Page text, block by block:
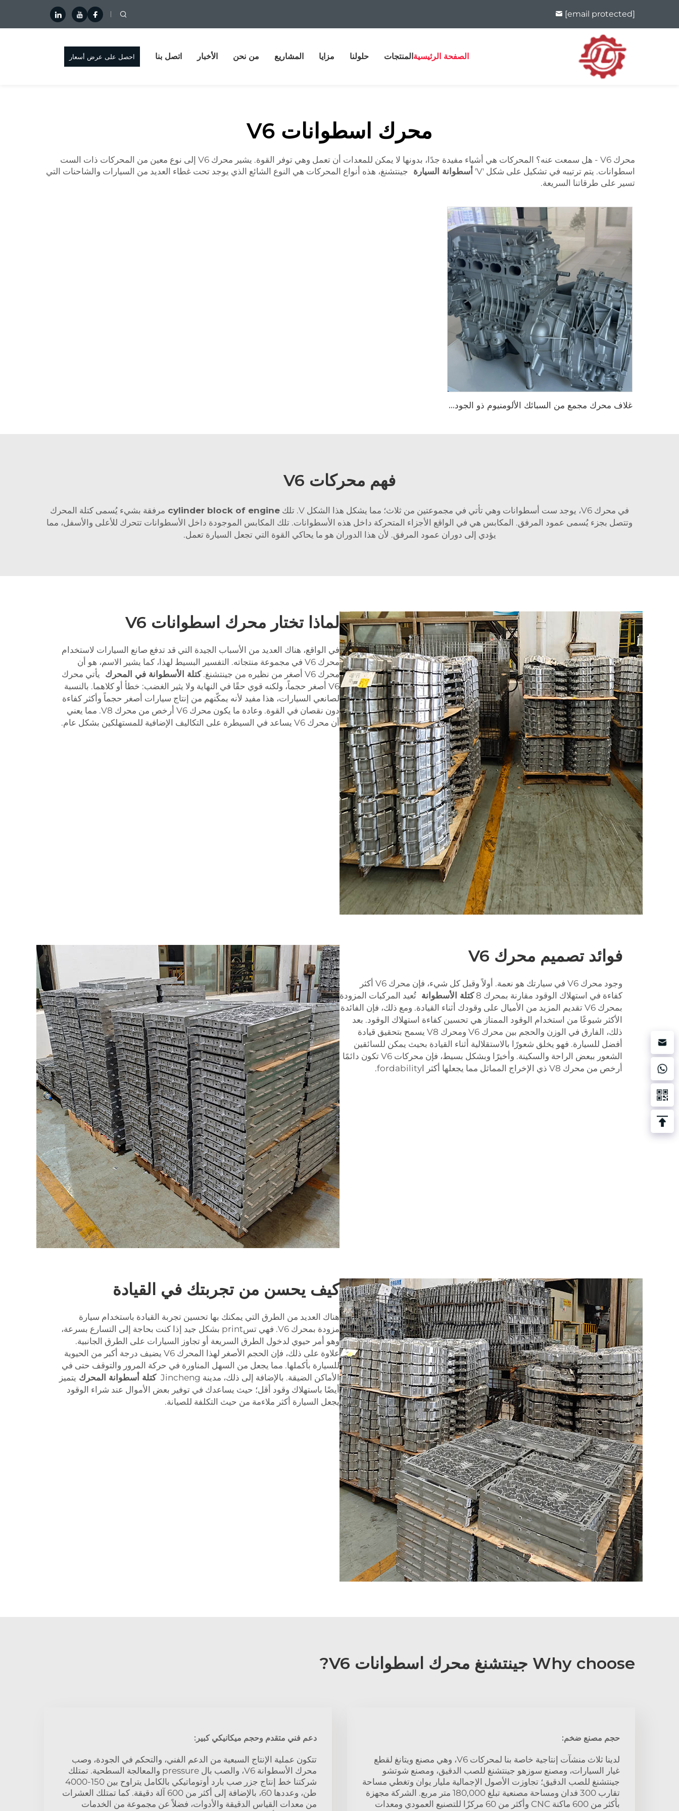
[email protected]
الصفحة الرئيسيةالمنتجات حلولنا مزايا المشاريع من نحن الأخبار اتصل بنا احصل على عرض أسعار
محرك اسطوانات V6
محرك V6 - هل سمعت عنه؟ المحركات هي أشياء مفيدة جدًا، بدونها لا يمكن للمعدات أن تعمل وهي توفر القوة. يشير محرك V6 إلى نوع معين من المحركات ذات الست
اسطوانات. يتم ترتيبه في تشكيل على شكل 'V'
أسطوانة السيارة جينتشنغ، هذه أنواع المحركات هي النوع الشائع الذي يوجد تحت غطاء العديد من السيارات والشاحنات التي
تسير على طرقاتنا السريعة.
غلاف محرك مجمع من السبائك الألومنيوم ذو الجودة العالية OEM مناسب للموردين الكبار للمشتريات
فهم محركات V6
في محرك V6، يوجد ست أسطوانات وهي تأتي في مجموعتين من ثلاث؛ مما يشكل هذا الشكل V. تلك cylinder block of engine مرفقة بشيء يُسمى كتلة المحرك
وتتصل بجزء يُسمى عمود المرفق. المكابس هي في الواقع الأجزاء المتحركة داخل هذه الأسطوانات. تلك المكابس الموجودة داخل الأسطوانات تتحرك للأعلى والأسفل، مما
يؤدي إلى دوران عمود المرفق. لأن هذا الدوران هو ما يحاكي القوة التي تجعل السيارة تعمل.
لماذا تختار محرك اسطوانات V6
في الواقع، هناك العديد من الأسباب الجيدة التي قد تدفع صانع السيارات لاستخدام
محرك V6 في مجموعة منتجاته. التفسير البسيط لهذا، كما يشير الاسم، هو أن
محرك V6 أصغر من نظيره من جينتشنغ.
كتلة الأسطوانة في المحرك يأتي محرك
V6 أصغر حجماً، ولكنه قوي حقًا في النهاية ولا يثير الغضب: خطأ أو كلاهما. بالنسبة
لصانعي السيارات، هذا مفيد لأنه يمكّنهم من إنتاج سيارات أصغر حجماً وأكثر كفاءة
دون نقصان في القوة. وعادة ما يكون محرك V6 أرخص من محرك V8. مما يعني
أن محرك V6 يساعد في السيطرة على التكاليف الإضافية للمستهلكين بشكل عام.
فوائد تصميم محرك V6
وجود محرك V6 في سيارتك هو نعمة. أولاً وقبل كل شيء، فإن محرك V6 أكثر
كفاءة في استهلاك الوقود مقارنة بمحرك 8
كتلة الأسطوانة تُعيد المركبات المزودة
بمحرك V6 تقديم المزيد من الأميال على وقودك أثناء القيادة. ومع ذلك، فإن الفائدة
الأكثر شيوعًا من استخدام الوقود الممتاز هي تحسين كفاءة استهلاك الوقود. بعد
ذلك، الفارق في الوزن والحجم بين محرك V6 ومحرك V8 يسمح بتحقيق قيادة
أفضل للسيارة. فهو يخلق شعورًا بالاستقلالية أثناء القيادة بحيث يمكن للسائقين
الشعور ببعض الراحة والسكينة. وأخيرًا وبشكل بسيط، فإن محركات V6 تكون دائمًا
أرخص من محرك V8 ذي الإخراج المماثل مما يجعلها أكثر اfordability.
كيف يحسن من تجربتك في القيادة
هناك العديد من الطرق التي يمكنك بها تحسين تجربة القيادة باستخدام سيارة
مزودة بمحرك V6. فهي تسprint بشكل جيد إذا كنت بحاجة إلى التسارع بسرعة،
وهو أمر حيوي لدخول الطرق السريعة أو تجاوز السيارات على الطرق الجانبية.
علاوة على ذلك، فإن الحجم الأصغر لهذا المحرك V6 يضيف درجة أكبر من الحيوية
للسيارة بأكملها. مما يجعل من السهل المناورة في حركة المرور والتوقف حتى في
الأماكن الضيقة. بالإضافة إلى ذلك، مدينة Jincheng
كتلة أسطوانة المحرك يتميز
أيضًا باستهلاك وقود أقل؛ حيث يساعدك في توفير بعض الأموال عند شراء الوقود
يجعل السيارة أكثر ملاءمة من حيث التكلفة للصيانة.
Why choose جينتشنغ محرك اسطوانات V6?
حجم مصنع ضخم:
لدينا ثلاث منشآت إنتاجية خاصة بنا لمحركات V6، وهي مصنع ويتانغ لقطع
غيار السيارات، ومصنع سوزهو جينتشنغ للصب الدقيق، ومصنع شوتشو
جينتشنغ للصب الدقيق؛ تجاوزت الأصول الإجمالية مليار يوان وتغطي مساحة
تقارب 300 فدان ومساحة مصنعية تبلغ 180,000 متر مربع. الشركة مجهزة
بأكثر من 600 ماكنة CNC وأكثر من 60 مركزًا للتصنيع العمودي ومعدات
دعم فني متقدم وحجم ميكانيكي كبير:
تتكون عملية الإنتاج السبعية من الدعم الفني، والتحكم في الجودة، وصب
محرك الأسطوانة V6، والصب بال pressure والمعالجة السطحية. تمتلك
شركتنا خط إنتاج جزر صب بارد أوتوماتيكي بالكامل يتراوح بين 150-4000
طن، وعددها 60، بالإضافة إلى أكثر من 600 آلة دقيقة. كما تمتلك العشرات
من معدات القياس الدقيقة والأدوات، فضلاً عن مجموعة من الخدمات